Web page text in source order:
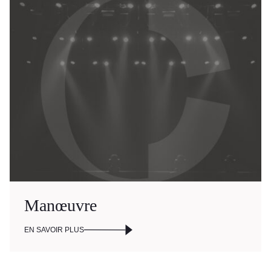
Choux-Bizz
Les Mordus
Séries thématiques
Communauté UdeS
La FameUSe
Manœuvre
EN SAVOIR PLUS